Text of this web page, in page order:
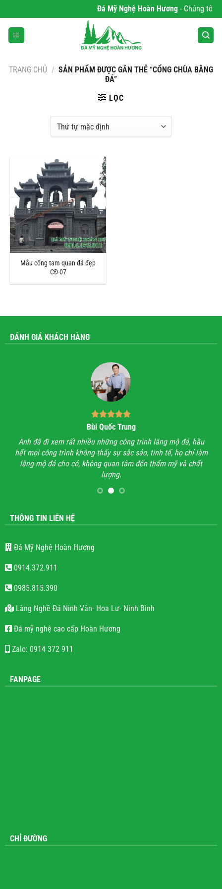
qua
nội
dung
Đá Mỹ Nghệ Hoàn Hương- Chúng tôi
TRANG CHỦ / SẢN PHẨM ĐƯỢC GẮN THẺ “CỔNG CHÙA BẰNG
ĐÁ”
LỌC
Mẫu cổng tam quan đá đẹp
CĐ-07
ĐÁNH GIÁ KHÁCH HÀNG
Bùi Quốc Trung
Anh đã đi xem rất nhiều những công trình lăng mộ đá, hầu
hết mọi công trình không thấy sự sắc sảo, tinh tế, họ chỉ làm
lăng mộ đá cho có, không quan tâm đến thẩm mỹ và chất
lượng.
THÔNG TIN LIÊN HỆ
Đá Mỹ Nghệ Hoàn Hương
0914.372.911
0985.815.390
Làng Nghề Đá Ninh Vân- Hoa Lư- Ninh Bình
Đá mỹ nghệ cao cấp Hoàn Hương
Zalo: 0914 372 911
FANPAGE
CHỈ ĐƯỜNG